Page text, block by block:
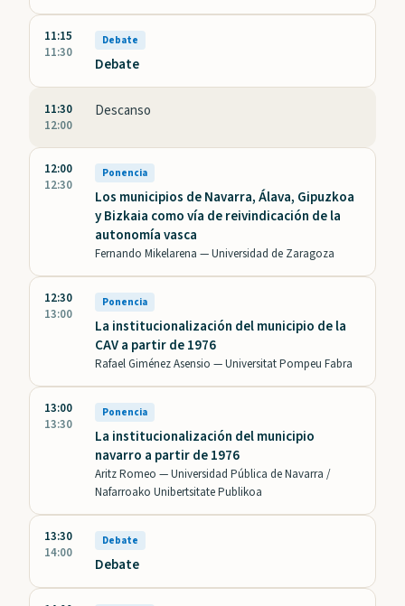
11:15
11:30
Debate
Debate
11:30
12:00
Descanso
12:00
12:30
Ponencia
Los municipios de Navarra, Álava, Gipuzkoa
y Bizkaia como vía de reivindicación de la
autonomía vasca
Fernando Mikelarena —Universidad de Zaragoza
12:30
13:00
Ponencia
La institucionalización del municipio de la
CAV a partir de 1976
Rafael Giménez Asensio —Universitat Pompeu Fabra
13:00
13:30
Ponencia
La institucionalización del municipio
navarro a partir de 1976
Aritz Romeo —Universidad Pública de Navarra /
Nafarroako Unibertsitate Publikoa
13:30
14:00
Debate
Debate